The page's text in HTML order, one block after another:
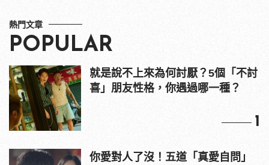
熱門文章
POPULAR
就是說不上來為何討厭？5個「不討
喜」朋友性格，你遇過哪一種？
1
你愛對人了沒！五道「真愛自問」